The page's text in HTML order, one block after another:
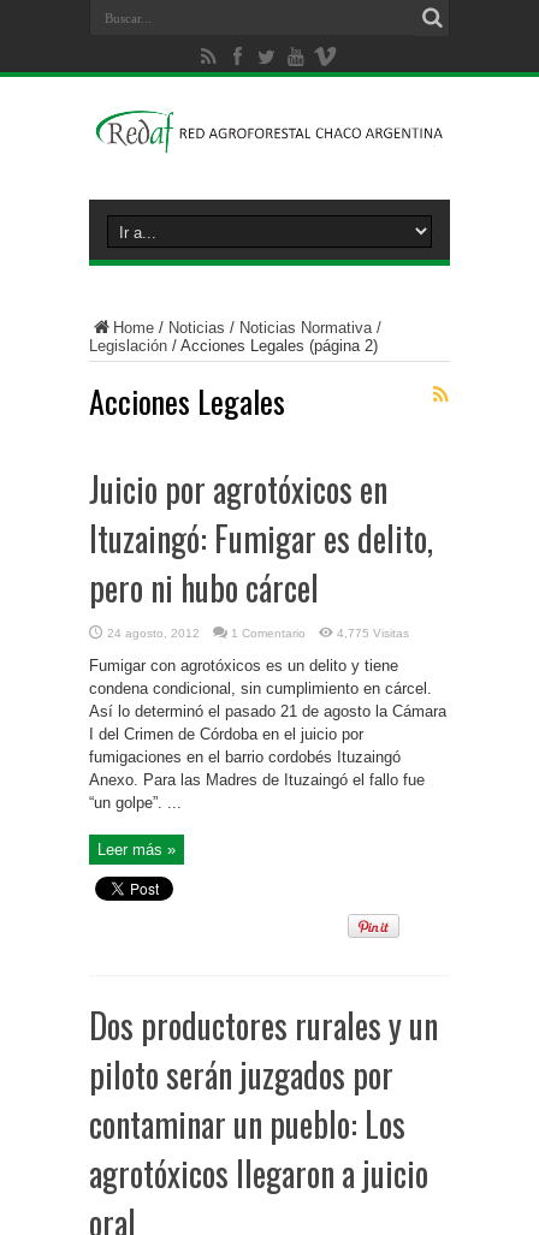
Home / Noticias / Noticias Normativa /
Legislación / Acciones Legales (página 2)
Acciones Legales
Juicio por agrotóxicos en
Ituzaingó: Fumigar es delito,
pero ni hubo cárcel
24 agosto, 2012 1 Comentario 4,775 Visitas
Fumigar con agrotóxicos es un delito y tiene
condena condicional, sin cumplimiento en cárcel.
Así lo determinó el pasado 21 de agosto la Cámara
I del Crimen de Córdoba en el juicio por
fumigaciones en el barrio cordobés Ituzaingó
Anexo. Para las Madres de Ituzaingó el fallo fue
“un golpe”. ...
Leer más »
Dos productores rurales y un
piloto serán juzgados por
contaminar un pueblo: Los
agrotóxicos llegaron a juicio
oral